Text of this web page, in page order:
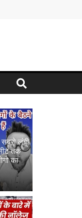
सबसे लंबी
तक
का